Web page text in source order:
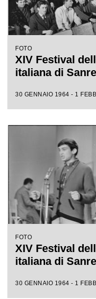
FOTO
XIV Festival
italiana di
30 GENNAIO 1964 - 1
FOTO
XIV Festival
italiana di
30 GENNAIO 1964 - 1